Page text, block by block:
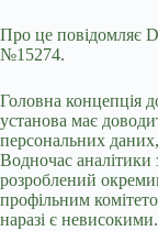
Про це повідомляє
№15274.
Головна концепція
установа має
персональних
Водночас аналітики
розроблений
профільним
наразі є невисокими.